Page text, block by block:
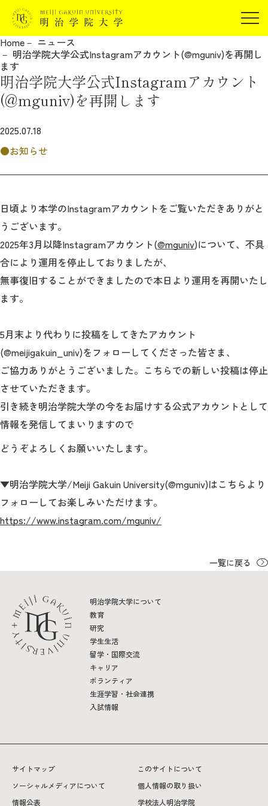
在学生の方
保証人の方
企業・研究者の方
JP EN
明治学院大学について
教育
研究
学生生活
留学・国際交流
キャリア
ボランティア
生涯学習・社会連携
入試情報サイト
2026年9月入学者向け 新入生サイト
MGグッズ オンラインショップ
（外部サイト）
Home
ニュース
明治学院大学公式Instagramアカウント(@mguniv)を再開し
ます
明治学院大学公式Instagramアカウント
(@mguniv)を再開します
2025.07.18
お知らせ
日頃より本学のInstagramアカウントをご覧いただきありがと
うございます。
2025年3月以降Instagramアカウント(@mguniv)について、不具
合により運用を停止しておりましたが、
無事復旧することができましたので本日より運用を再開いたし
ます。
5月末より代わりに投稿をしてきたアカウント
(@meijigakuin_univ)をフォローしてくださった皆さま、
ご協力ありがとうございました。こちらでの新しい投稿は停止
させていただきます。
引き続き明治学院大学の今をお届けする公式アカウントとして
情報を発信してまいりますので
どうぞよろしくお願いいたします。
▼明治学院大学/Meiji Gakuin University(@mguniv)はこちらより
フォローしてお楽しみいただけます。
https://www.instagram.com/mguniv/
一覧に戻る
明治学院大学について
教育
研究
学生生活
留学・国際交流
キャリア
ボランティア
生涯学習・社会連携
入試情報
サイトマップ
このサイトについて
ソーシャルメディアについて
個人情報の取り扱い
情報公表
学校法人明治学院